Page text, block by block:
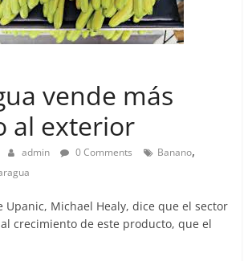
vende más
al exterior
admin 0 Comments Banano,
Upanic, Michael Healy, dice que el sector
crecimiento de este producto, que el